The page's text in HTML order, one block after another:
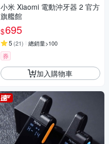
小米 Xiaomi 電動沖牙器 2 官方
旗艦館
$695
5 (21) 總銷量>100
券
加入購物車